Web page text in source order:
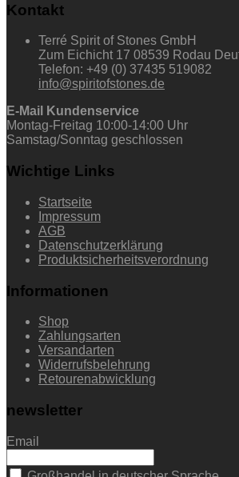
Kontakt
Terré Spirit of Stones GmbH
Zum Eichicht 17 08539 Rodau
Telefon: +49 (0) 37435 519082
info@spiritofstones.de
E-Mail Kundenservice
Montag-Freitag 10:00-14:00 Uhr
Samstag/Sonntag geschlossen
Wichtige Links
Startseite
Impressum
AGB
Datenschutzerklärung
Produktsicherheitsverordnung
Informationen
Shop
Zahlungsarten
Versandarten
Widerrufsbelehrung
Retourenabwicklung
newsletter
Email